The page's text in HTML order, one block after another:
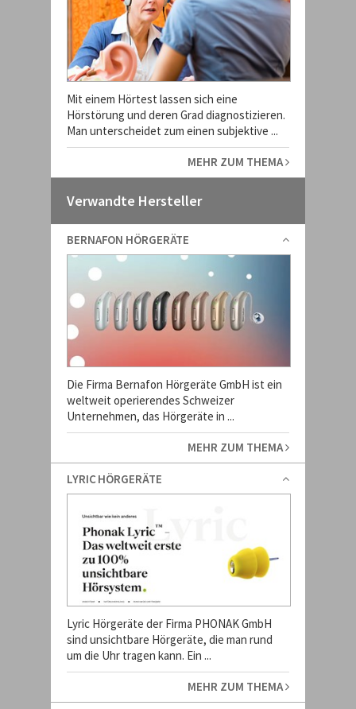
Mit einem Hörtest lassen sich eine
Hörstörung und deren Grad diagnostizieren.
Man unterscheidet zum einen subjektive ...
MEHR ZUM THEMA
Verwandte Hersteller
BERNAFON HÖRGERÄTE
Die Firma Bernafon Hörgeräte GmbH ist ein
weltweit operierendes Schweizer
Unternehmen, das Hörgeräte in ...
MEHR ZUM THEMA
LYRIC HÖRGERÄTE
Lyric Hörgeräte der Firma PHONAK GmbH
sind unsichtbare Hörgeräte, die man rund
um die Uhr tragen kann. Ein ...
MEHR ZUM THEMA